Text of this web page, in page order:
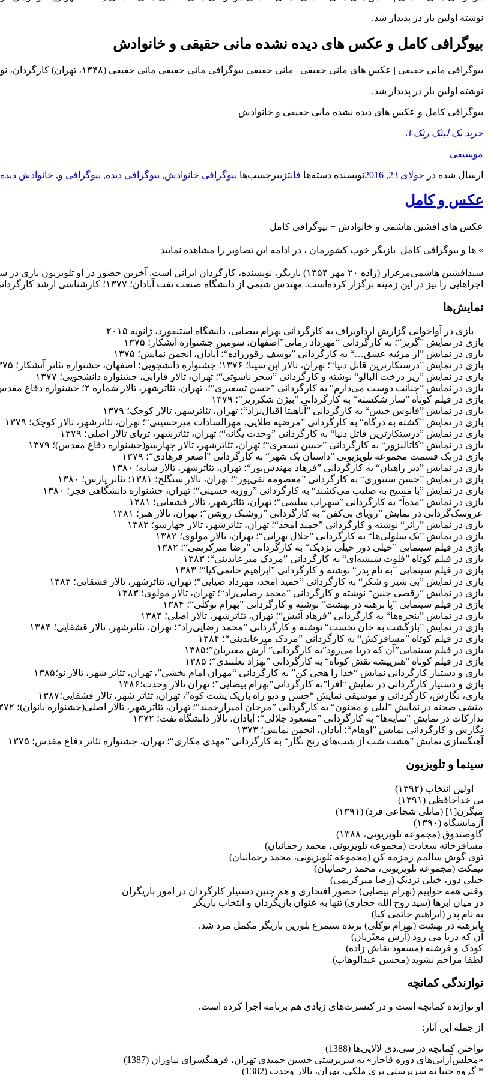
نوشته اولین بار در پدیدار شد.
بیوگرافی کامل و عکس های دیده نشده مانی حقیقی و خانوادش
بیوگرافی مانی حقیقی | عکس های مانی حقیقی | مانی حقیقی بیوگرافی مانی حقیقی مانی حقیقی (۱۳۴۸، تهران) کارگردان، نویسنده و بازیگر سینمای ایران است. هم چنین او نوه ابراهیم…
نوشته اولین بار در پدیدار شد.
بیوگرافی کامل و عکس های دیده نشده مانی حقیقی و خانوادش
خرید بک لینک رنک 3
موسیقی
ارسال شده در جولای 23, 2016 نویسنده دسته‌ها فانتزیبرچسب‌ها بیوگرافی خانوادش, بیوگرافی دیده, بیوگرافی و, خانوادش دیده
عکس و کامل
عکس های افشین هاشمی و خانوادش + بیوگرافی کامل
» ها و بیوگرافی کامل بازیگر خوب کشورمان ، در ادامه این تصاویر را مشاهده نمایید
اجراهایی را نیز در این زمینه برگزار کرده‌است. مهندس شیمی از دانشگاه صنعت نفت آبادان؛ ۱۳۷۷؛ کارشناسی ارشد کارگردانی از دانشکده *سینما تئاتر، دانشگاه هنر؛۱۳۸۶
نمایش‌ها
بازی در آواخوانی گزارش ارداویراف به کارگردانی بهرام بیضایی، دانشگاه استنفورد، ژانویه ۲۰۱۵
بازی در نمایش ”گریز“؛ به کارگردانی “مهرداد زمانی”اصفهان، سومین جشنواره آتشکار؛ ۱۳۷۵
بازی در نمایش ”از مرثیه عشق…“ به کارگردانی ”یوسف زقورزاده“؛ آبادان، انجمن نمایش؛ ۱۳۷۵
بازی در نمایش ”درستکارترین قاتل دنیا“؛ تهران، تالار ابن سینا؛ ۱۳۷۶؛ جشنواره دانشجویی؛ اصفهان، جشنواره تئاتر آتشکار؛ ۱۳۷۵
بازی در نمایش ”زیر درخت آلبالو“ نوشته و کارگردانی ”سحر ناسوتی“؛ تهران، تالار فارابی، جشنواره دانشجویی؛ ۱۳۷۷
بازی در نمایش ”چنانت دوست می‌دارم“ به کارگردانی ”حسن تسعیری“؛، تهران، تئاترشهر، تالار شماره ۲؛ جشنواره دفاع مقدس؛ ۱۳۷۸
بازی در فیلم کوتاه ”ساز شکسته“ به کارگردانی ”بیژن شکرریز“؛ ۱۳۷۹
بازی در نمایش ”فانوس خیس“ به کارگردانی ”آناهیتا اقبال‌نژاد“؛ تهران، تئاترشهر، تالار کوچک؛ ۱۳۷۹
بازی در نمایش ”کشته به درگاه“ به کارگردانی ”مرضیه طلایی، مهرالسادات میرحسینی“؛ تهران، تئاترشهر، تالار کوچک؛ ۱۳۷۹
بازی در نمایش ”درستکارترین قاتل دنیا“ به کارگردانی ”وحدت یگانه“؛ تهران، تئاترشهر، تریای تالار اصلی؛ ۱۳۷۹
بازی در نمایش ”کاتالیزور“ به کارگردانی ”حسن تسعری“؛ تهران، تئاترشهر، تالار چهارسو(جشنواره دفاع مقدس)؛ ۱۳۷۹
بازی در یک قسمت مجموعه تلویزیونی ”داستان یک شهر“ به کارگردانی ”اصغر فرهادی“؛ ۱۳۷۹
بازی در نمایش ”دیر راهبان“ به کارگردانی ”فرهاد مهندس‌پور“؛ تهران، تئاترشهر، تالار سایه؛ ۱۳۸۰
بازی در نمایش ”حسن سنتوری“ به کارگردانی ”معصومه تقی‌پور“؛ تهران، تالار سنگلج؛ ۱۳۸۱؛ تئاتر پارس؛ ۱۳۸۰
بازی در نمایش ”با مسیح به صلیب می‌کشند“ به کارگردانی ”روزبه حسینی“؛ تهران، جشنواره دانشگاهی فجر؛ ۱۳۸۰
بازی در نمایش ”مده‌آ“ به کارگردانی ”سهراب سلیمی“؛ تهران، تئاترشهر، تالار قشقایی؛ ۱۳۸۱
عروسک‌گردانی در نمایش ”رویای بی‌کفن“ به کارگردانی ”روشنک روشن“؛ تهران، تالار هنر؛ ۱۳۸۱
بازی در نمایش ”زائر“ نوشته و کارگردانی ”حمید امجد“؛ تهران، تئاترشهر، تالار چهارسو؛ ۱۳۸۲
بازی در نمایش ”تک سلولی‌ها“ به کارگردانی ”جلال تهرانی“؛ تهران، تالار مولوی؛ ۱۳۸۲
بازی در فیلم سینمایی ”خیلی دور خیلی نزدیک“ به کارگردانی ”رضا میرکریمی“؛ ۱۳۸۲
بازی در فیلم کوتاه ”فلوت شیشه‌ای“ به کارگردانی ”مزدک میرعابدینی“؛ ۱۳۸۳
بازی در فیلم سینمایی ”به نام پدر“ نوشته و کارگردانی ”ابراهیم حاتمی‌کیا“؛ ۱۳۸۳
بازی در نمایش ”بی شیر و شکر“ به کارگردانی ”حمید امجد، مهرداد ضیایی“؛ تهران، تئاترشهر، تالار قشقایی؛ ۱۳۸۳
بازی در نمایش ”رقصی چنین“ نوشته و کارگردانی ”محمد رضایی‌راد“؛ تهران، تالار مولوی؛ ۱۳۸۳
بازی در فیلم سینمایی ”پا برهنه در بهشت“ نوشته و کارگردانی ”بهرام توکلی“؛ ۱۳۸۴
بازی در نمایش ”پنجره‌ها“ به کارگردانی ”فرهاد آئیش“؛ تهران، تئاترشهر، تالار اصلی؛ ۱۳۸۴
بازی در نمایش ”بازگشت به خان نخست“ نوشته و کارگردانی ”محمد رضایی‌راد“؛ تهران، تئاترشهر، تالار قشقایی؛ ۱۳۸۴
بازی در فیلم کوتاه ”مسافرکش“ به کارگردانی ”مزدک میرعابدینی“؛ ۱۳۸۴
بازی در فیلم سینمایی”آن که دریا می‌رود”به کارگردانی” آرش معیریان”؛۱۳۸۵
بازی در فیلم کوتاه ”هنرپیشه نقش کوتاه“ به کارگردانی ”بهزاد نعلبندی“؛ ۱۳۸۵
بازی و دستیار کارگردانی نمایش “خدا را هجی کن” به کارگردانی “مهران امام بخشی”، تهران، تئاتر شهر، تالار نو؛۱۳۸۵
بازی و دستیار کارگردانی در نمایش “افرا”به کارگردانی”بهرام بیضایی”؛ تهران تالار وحدت؛۱۳۸۶
باری، نگارش، کارگردانی و موسیقی نمایش “حسن و دیو راه باریک پشت کوه”، تهران، تئاتر شهر، تالار قشقایی؛۱۳۸۷
منشی صحنه در نمایش ”لیلی و مجنون“ به کارگردانی ”مرجان امیرارجمند“؛ تهران، تئاترشهر، تالار اصلی(جشنواره بانوان)؛ ۱۳۷۲
تدارکات در نمایش ”سایه‌ها“ به کارگردانی ”مسعود جلالی“؛ آبادان، تالار دانشگاه نفت؛ ۱۳۷۲
نگارش و کارگردانی نمایش ”اوهام“؛ آبادان، انجمن نمایش؛ ۱۳۷۳
آهنگسازی نمایش ”هشت شب از شب‌های رنج نگار“ به کارگردانی ”مهدی مکاری“؛ تهران، جشنواره تئاتر دفاع مقدس؛ ۱۳۷۵
سینما و تلویزیون
اولین انتخاب (۱۳۹۲)
بی خداحافظی (۱۳۹۱)
میگرن[۱] (مانلی شجاعی فرد) (۱۳۹۱)
آزمایشگاه (۱۳۹۰)
گاوصندوق (مجموعه تلویزیونی، ۱۳۸۸)
مسافرخانه سعادت (مجموعه تلویزیونی، محمد رحمانیان)
توی گوش سالمم زمزمه کن (مجموعه تلویزیونی، محمد رحمانیان)
نیمکت (مجموعه تلویزیونی، محمد رحمانیان)
خیلی دور، خیلی نزدیک (رضا میرکریمی)
وقتی همه خوابیم (بهرام بیضایی) حضور افتخاری و هم چنین دستیار کارگردان در امور بازیگران
در میان ابرها (سید روح الله حجازی) تنها به عنوان بازیگردان و انتخاب بازیگر
به نام پدر (ابراهیم حاتمی کیا)
پابرهنه در بهشت (بهرام توکلی) برنده سیمرغ بلورین بازیگر مکمل مرد شد.
آن که دریا می رود (آرش معیّریان)
کودک و فرشته (مسعود نقاش زاده)
لطفا مزاحم نشوید (محسن عبدالوهاب)
نوازندگی کمانچه
او نوازنده كمانچه است و در كنسرت‌های زیادی هم برنامه اجرا كرده است.
از جمله این آثار:
نواختن كمانچه در سی.دی لالایی‌ها (1388‌)
«مجلس‌آرایی‌های دوره‌ قاجار» به سرپرستی حسین حمیدی تهران، ‌فرهنگسرای نیاوران (‌‌1387‌)
‌* گروه خنیا به سرپرستی پری ملكی، تهران، تالار وحدت (1382‌)